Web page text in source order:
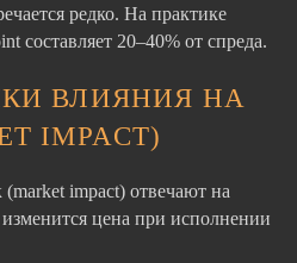
редко. На практике
составляет 20–40% от спреда.
ВЛИЯНИЯ НА
IMPACT)
impact) отвечают на
цена при исполнении